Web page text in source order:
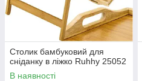
Столик бамбуковий для
сніданку в ліжко Ruhhy 25052
В наявності